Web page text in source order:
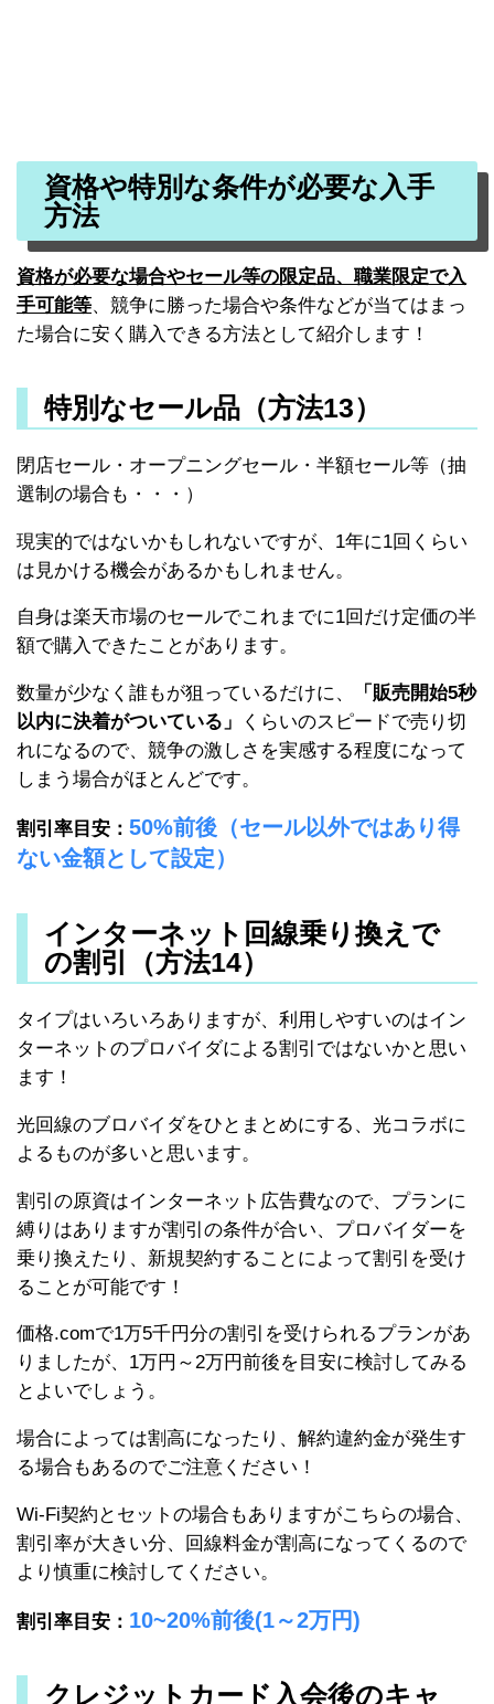
資格や特別な条件が必要な入手
方法
資格が必要な場合やセール等の限定品、職業限定で入
手可能等、競争に勝った場合や条件などが当てはまっ
た場合に安く購入できる方法として紹介します！
特別なセール品（方法13）
閉店セール・オープニングセール・半額セール等（抽
選制の場合も・・・）
現実的ではないかもしれないですが、1年に1回くらい
は見かける機会があるかもしれません。
自身は楽天市場のセールでこれまでに1回だけ定価の半
額で購入できたことがあります。
数量が少なく誰もが狙っているだけに、
「販売開始5秒
以内に決着がついている」
くらいのスピードで売り切
れになるので、競争の激しさを実感する程度になって
しまう場合がほとんどです。
割引率目安： 50%前後（セール以外ではあり得
ない金額として設定）
インターネット回線乗り換えで
の割引（方法14）
タイプはいろいろありますが、利用しやすいのはイン
ターネットのプロバイダによる割引ではないかと思い
ます！
光回線のブロバイダをひとまとめにする、光コラボに
よるものが多いと思います。
割引の原資はインターネット広告費なので、プランに
縛りはありますが割引の条件が合い、プロバイダーを
乗り換えたり、新規契約することによって割引を受け
ることが可能です！
価格.comで1万5千円分の割引を受けられるプランがあ
りましたが、1万円～2万円前後を目安に検討してみる
とよいでしょう。
場合によっては割高になったり、解約違約金が発生す
る場合もあるのでご注意ください！
Wi-Fi契約とセットの場合もありますがこちらの場合、
割引率が大きい分、回線料金が割高になってくるので
より慎重に検討してください。
割引率目安： 10~20%前後(1～2万円)
クレジットカード入会後のキャ